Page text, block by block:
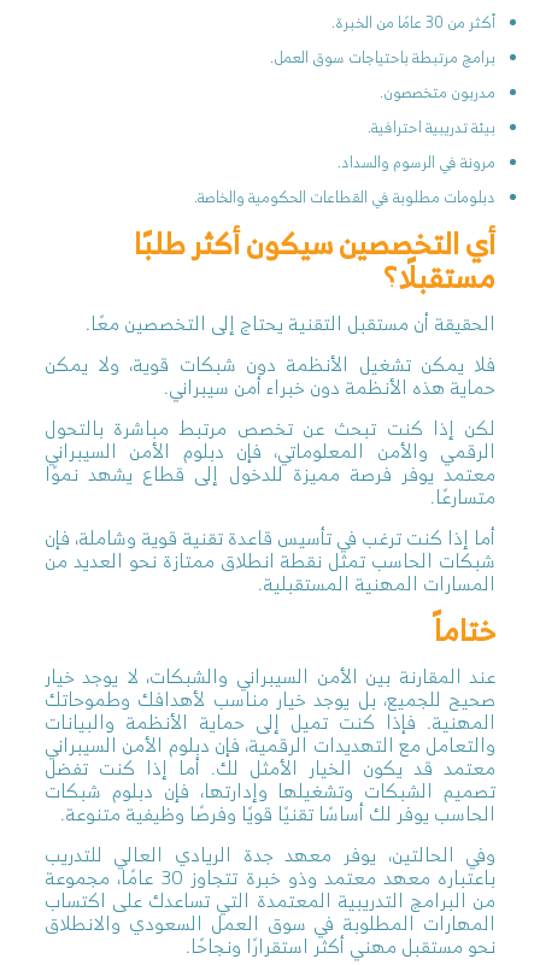
أكثر من 30 عامًا من الخبرة.
برامج مرتبطة باحتياجات سوق العمل.
مدربون متخصصون.
بيئة تدريبية احترافية.
مرونة في الرسوم والسداد.
دبلومات مطلوبة في القطاعات الحكومية والخاصة.
أي التخصصين سيكون أكثر طلبًا
مستقبلًا؟
الحقيقة أن مستقبل التقنية يحتاج إلى التخصصين معًا.
فلا يمكن تشغيل الأنظمة دون شبكات قوية، ولا يمكن
حماية هذه الأنظمة دون خبراء أمن سيبراني.
لكن إذا كنت تبحث عن تخصص مرتبط مباشرة بالتحول
الرقمي والأمن المعلوماتي، فإن دبلوم الأمن السيبراني
معتمد يوفر فرصة مميزة للدخول إلى قطاع يشهد نموًا
متسارعًا.
أما إذا كنت ترغب في تأسيس قاعدة تقنية قوية وشاملة، فإن
شبكات الحاسب تمثل نقطة انطلاق ممتازة نحو العديد من
المسارات المهنية المستقبلية.
ختاماً
عند المقارنة بين الأمن السيبراني والشبكات، لا يوجد خيار
صحيح للجميع، بل يوجد خيار مناسب لأهدافك وطموحاتك
المهنية. فإذا كنت تميل إلى حماية الأنظمة والبيانات
والتعامل مع التهديدات الرقمية، فإن دبلوم الأمن السيبراني
معتمد قد يكون الخيار الأمثل لك. أما إذا كنت تفضل
تصميم الشبكات وتشغيلها وإدارتها، فإن دبلوم شبكات
الحاسب يوفر لك أساسًا تقنيًا قويًا وفرصًا وظيفية متنوعة.
وفي الحالتين، يوفر معهد جدة الريادي العالي للتدريب
باعتباره معهد معتمد وذو خبرة تتجاوز 30 عامًا، مجموعة
من البرامج التدريبية المعتمدة التي تساعدك على اكتساب
المهارات المطلوبة في سوق العمل السعودي والانطلاق
نحو مستقبل مهني أكثر استقرارًا ونجاحًا.